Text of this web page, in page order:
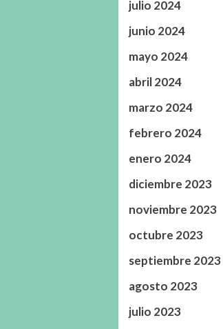
julio 2024
junio 2024
mayo 2024
abril 2024
marzo 2024
febrero 2024
enero 2024
diciembre 2023
noviembre 2023
octubre 2023
septiembre 2023
agosto 2023
julio 2023